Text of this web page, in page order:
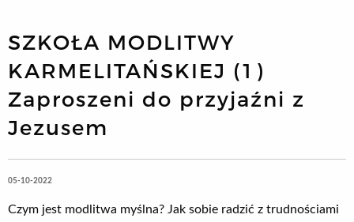
SZKOŁA MODLITWY
KARMELITAŃSKIEJ (1)
Zaproszeni do przyjaźni z
Jezusem
05-10-2022
Czym jest modlitwa myślna? Jak sobie radzić z trudnościami